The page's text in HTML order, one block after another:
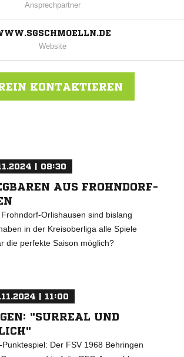
Ansprechpartner
Website
KONTAKTIEREN
| 08:30
AUS FROHNDORF-
Orlishausen sind bislang
in der Kreisoberliga alle Spiele
die perfekte Saison möglich?
| 11:00
"SURREAL UND
Der FSV 1968 Behringen